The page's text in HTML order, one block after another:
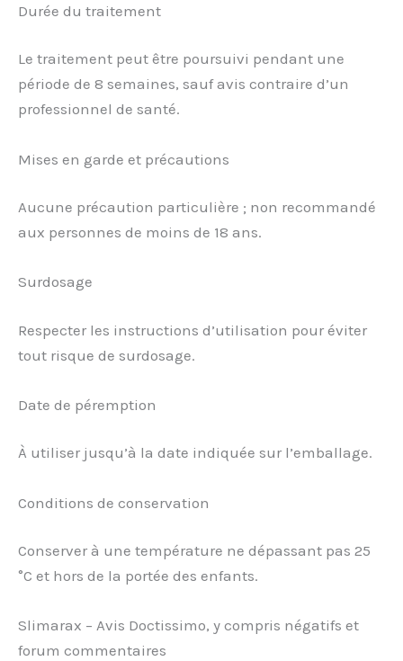
Durée du traitement
Le traitement peut être poursuivi pendant une
période de 8 semaines, sauf avis contraire d’un
professionnel de santé.
Mises en garde et précautions
Aucune précaution particulière ; non recommandé
aux personnes de moins de 18 ans.
Surdosage
Respecter les instructions d’utilisation pour éviter
tout risque de surdosage.
Date de péremption
À utiliser jusqu’à la date indiquée sur l’emballage.
Conditions de conservation
Conserver à une température ne dépassant pas 25
°C et hors de la portée des enfants.
Slimarax – Avis Doctissimo, y compris négatifs et
forum commentaires